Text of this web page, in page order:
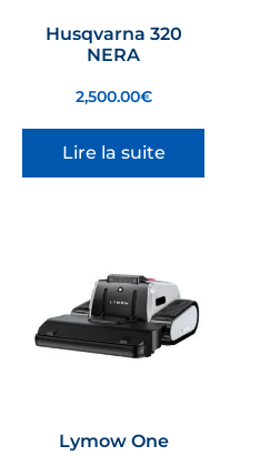
Husqvarna 320
NERA
2,500.00€
Lire la suite
Lymow One